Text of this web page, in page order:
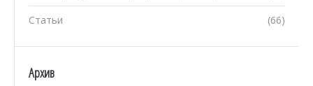
(66)
Статьи
Архив